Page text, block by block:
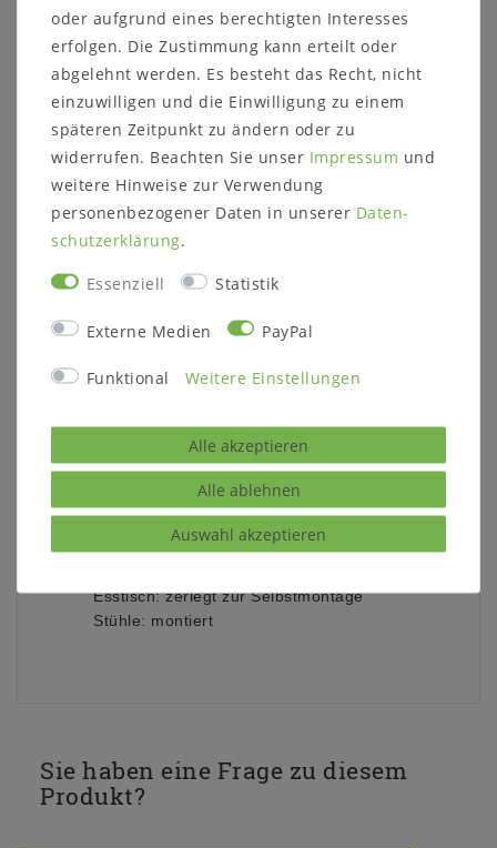
Beschreibung:
Esstisch quadratisch 78x78 cm
wahlweise auch mit 1 Ansteckplatte (118x78
cm)
oder mit 2 Ansteckplatte (158x78 cm)
auf Wunsch auch im Set mit 2 oder 4 Stühlen
Maße:ca.
Ansteckplatte: B 40 x T 78 cm
Höhe bis zur Unterkante der Tischzarge: 68
Breite zwischen den Tischbeinen: 51 cm
Holz:Kiefer massiv
Esstisch: zerlegt zur Selbstmontage
Stühle: montiert
Sie haben eine Frage zu diesem
Produkt?
oder aufgrund eines berechtigten Interesses
erfolgen. Die Zustimmung kann erteilt oder
abgelehnt werden. Es besteht das Recht, nicht
einzuwilligen und die Einwilligung zu einem
späteren Zeitpunkt zu ändern oder zu
widerrufen. Beachten Sie unser Impressum und
weitere Hinweise zur Verwendung
personenbezogener Daten in unserer Daten­
schutz­erklärung.
Essenziell Statistik
Externe Medien PayPal
Funktional Weitere Einstellungen
Alle akzeptieren
Alle ablehnen
Auswahl akzeptieren